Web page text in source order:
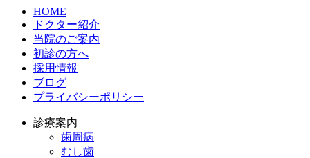
HOME
ドクター紹介
当院のご案内
初診の方へ
採用情報
ブログ
プライバシーポリシー
診療案内
歯周病
むし歯